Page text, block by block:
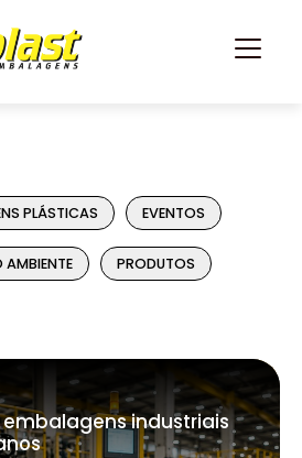
PLÁSTICAS EVENTOS
AMBIENTE PRODUTOS
industriais